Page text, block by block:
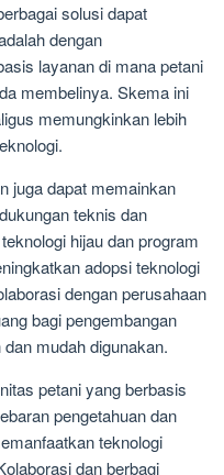
solusi dapat
dengan
layanan di mana petani
membelinya. Skema ini
memungkinkan lebih
juga dapat memainkan
teknis dan
hijau dan program
adopsi teknologi
dengan perusahaan
bagi pengembangan
mudah digunakan.
petani yang berbasis
pengetahuan dan
teknologi
dan berbagi